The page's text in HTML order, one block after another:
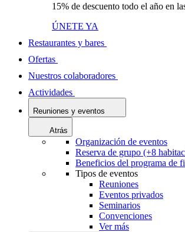
15% de descuento todo el año en
ÚNETE YA
Restaurantes y bares
Ofertas
Nuestros colaboradores
Actividades
Reuniones y eventos
Atrás
Organización de eventos
Reserva de grupo (+8
Beneficios del programa de
Tipos de eventos
Reuniones
Eventos privados
Seminarios
Convenciones
Ver más